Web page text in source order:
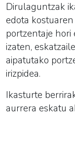
Dirulaguntzak
edota
portzentaje hori
izaten,
aipatutako
irizpidea.
Ikasturte
aurrera eskatu